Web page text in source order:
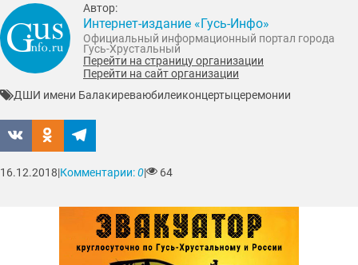
Автор:
Интернет-издание «Гусь-Инфо»
Официальный информационный портал города
Гусь-Хрустальный
Перейти на страницу организации
Перейти на сайт организации
ДШИ имени Балакиреваюбилеиконцертыцеремонии
16.12.2018|Комментарии:0| 64